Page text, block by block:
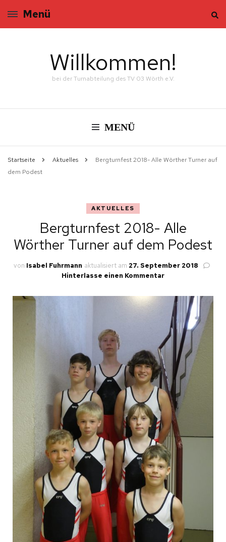
Menü
Willkommen!
bei der Turnabteilung des TV 03 Wörth e.V.
MENÜ
Startseite Aktuelles
Bergturnfest 2018- Alle Wörther Turner auf
dem Podest
AKTUELLES
Bergturnfest 2018- Alle
Wörther Turner auf dem Podest
von Isabel Fuhrmann aktualisiert am 27. September 2018
Hinterlasse einen Kommentarzu
2018-
Alle
Wörther
Turner
auf
dem
Podest